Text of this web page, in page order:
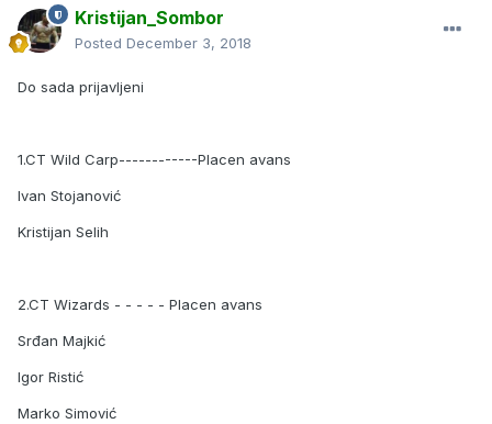
Kristijan_Sombor
Posted December 3, 2018
Do sada prijavljeni
1.CT Wild Carp------------Placen avans
Ivan Stojanović
Kristijan Selih
2.CT Wizards - - - - - Placen avans
Srđan Majkić
Igor Ristić
Marko Simović